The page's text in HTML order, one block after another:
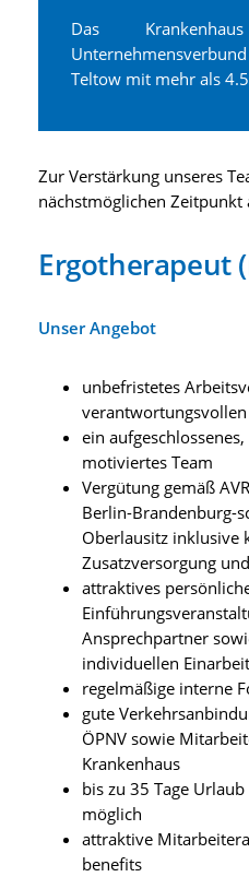
Das
Teltow mit mehr als
Zur Verstärkung unseres
nächstmöglichen Zeitpunkt
Ergotherapeut
Unser Angebot
unbefristetes
ein
motiviertes Team
Vergütung gemäß
Berlin-Brandenburg-
Oberlausitz inklusive
Zusatzversorgung
attraktives
Ansprechpartner
individuellen
regelmäßige interne
gute
ÖPNV sowie
Krankenhaus
bis zu 35 Tage
möglich
attraktive
benefits